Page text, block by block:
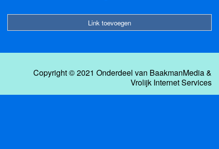
Link toevoegen
Copyright © 2021 Onderdeel van BaakmanMedia&
Vrolijk Internet Services